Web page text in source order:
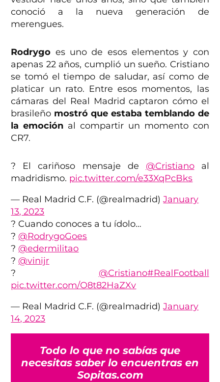
conoció a la nueva generación de
merengues.
Rodrygo es uno de esos elementos y con
apenas 22 años, cumplió un sueño. Cristiano
se tomó el tiempo de saludar, así como de
platicar un rato. Entre esos momentos, las
cámaras del Real Madrid captaron cómo el
brasileño mostró que estaba temblando de
la emoción al compartir un momento con
CR7.
? El cariñoso mensaje de @Cristianoal
madridismo. pic.twitter.com/e33XqPcBks
— Real Madrid C.F. (@realmadrid)January
13, 2023
? Cuando conoces a tu ídolo…
? @RodrygoGoes
? @edermilitao
? @vinijr
? @Cristiano#RealFootball
pic.twitter.com/O8t82HaZXv
— Real Madrid C.F. (@realmadrid)January
14, 2023
Todo lo que no sabías que
necesitas saber lo encuentras en
Sopitas.com